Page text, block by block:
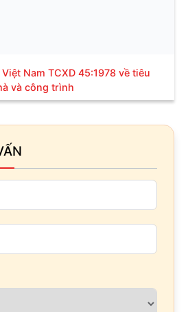
Nam TCXD 45:1978 về tiêu
và công trình